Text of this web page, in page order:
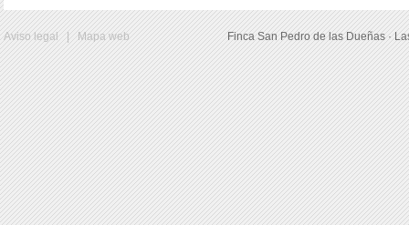
Aviso legal|Mapa web Finca San Pedro de las Dueñas ·